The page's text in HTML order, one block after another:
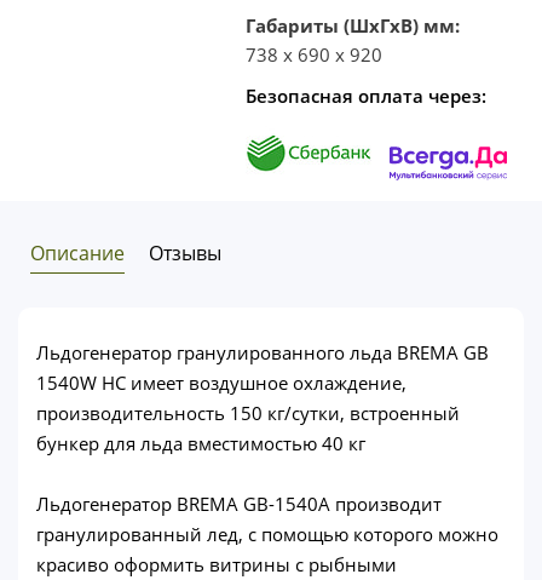
Габариты (ШхГхВ) мм:
738 x 690 x 920
Безопасная оплата через:
Описание Отзывы
Льдогенератор гранулированного льда BREMA GB
1540W HC имеет воздушное охлаждение,
производительность 150 кг/сутки, встроенный
бункер для льда вместимостью 40 кг
Льдогенератор BREMA GB-1540A производит
гранулированный лед, с помощью которого можно
красиво оформить витрины с рыбными